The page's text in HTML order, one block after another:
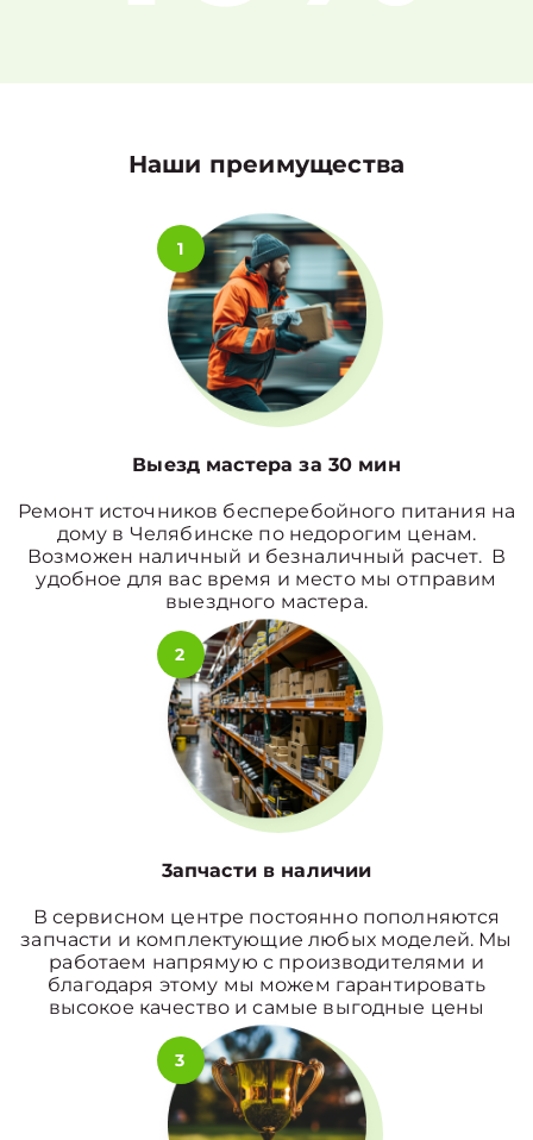
Наши преимущества
1
Выезд мастера за 30 мин
Ремонт источников бесперебойного питания на
дому в Челябинске по недорогим ценам.
Возможен наличный и безналичный расчет. В
удобное для вас время и место мы отправим
выездного мастера.
2
3апчасти в наличии
В сервисном центре постоянно пополняются
запчасти и комплектующие любых моделей. Мы
работаем напрямую с производителями и
благодаря этому мы можем гарантировать
высокое качество и самые выгодные цены
3